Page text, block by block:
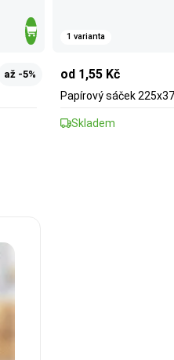
až -5%
1 varianta
od 1,55 Kč
Papírový sáček
Skladem